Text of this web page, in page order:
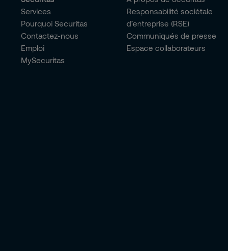
Services
Pourquoi Securitas
Contactez-nous
Emploi
MySecuritas
Responsabilité sociétale
d’entreprise (RSE)
Communiqués de presse
Espace collaborateurs